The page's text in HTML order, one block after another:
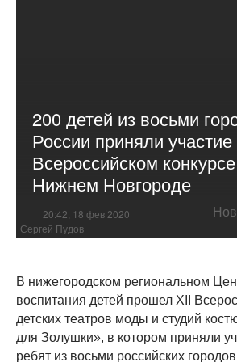
200 детей из восьми
России приняли
Всероссийском
Нижнем Новгороде
20:42, 18 фев 2020
Сергей Пудов
В нижегородском региональном
воспитания детей прошел XII
детских театров моды и студий
для Золушки», в котором приняли
ребят из восьми российских